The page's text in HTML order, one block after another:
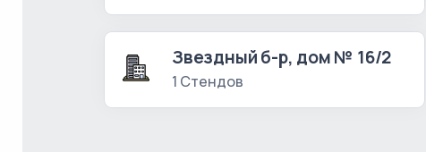
Звездный б-р, дом № 16/2
1 Стендов